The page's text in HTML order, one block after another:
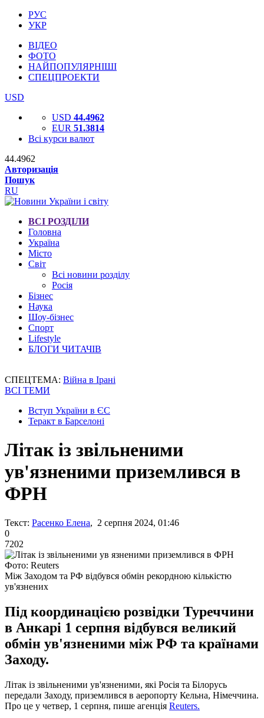
РУС
УКР
ВІДЕО
ФОТО
НАЙПОПУЛЯРНІШІ
СПЕЦПРОЕКТИ
USD
USD 44.4962
EUR 51.3814
Всі курси валют
44.4962
Авторизація
Пошук
RU
ВСІ РОЗДІЛИ
Головна
Україна
Місто
Світ
Всі новини розділу
Росія
Бізнес
Наука
Шоу-бізнес
Спорт
Lifestyle
БЛОГИ ЧИТАЧІВ
СПЕЦТЕМА: Війна в Ірані
ВСІ ТЕМИ
Вступ України в ЄС
Теракт в Барселоні
Літак із звільненими
ув'язненими приземлився в
ФРН
Текст: Расенко Елена, 2 серпня 2024, 01:46
0
7202
Фото: Reuters
Між Заходом та РФ відбувся обмін рекордною кількістю
ув'язнених
Під координацією розвідки Туреччини
в Анкарі 1 серпня відбувся великий
обмін ув'язненими між РФ та країнами
Заходу.
Літак із звільненими ув'язненими, які Росія та Білорусь
передали Заходу, приземлився в аеропорту Кельна, Німеччина.
Про це у четвер, 1 серпня, пише агенція Reuters.